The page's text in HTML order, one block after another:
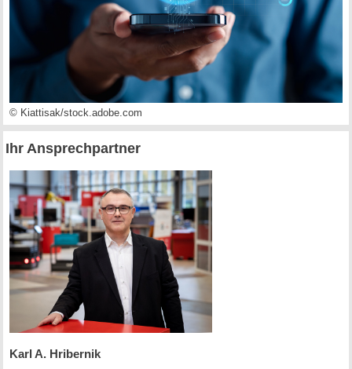
© Kiattisak/stock.adobe.com
Ihr Ansprechpartner
Karl A. Hribernik